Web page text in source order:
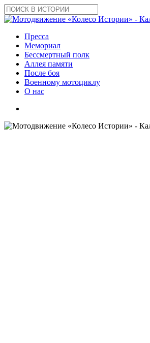
Skip
to
content
Close
search
Menu
Пресса
Мемориал
Бессмертный полк
Аллея памяти
После боя
Военному мотоциклу
О нас